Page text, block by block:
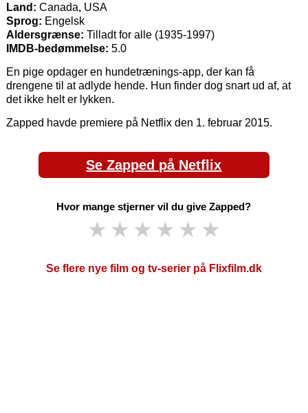
Land: Canada, USA
Sprog: Engelsk
Aldersgrænse: Tilladt for alle (1935-1997)
IMDB-bedømmelse: 5.0
En pige opdager en hundetrænings-app, der kan få
drengene til at adlyde hende. Hun finder dog snart ud af, at
det ikke helt er lykken.
Zapped havde premiere på Netflix den 1. februar 2015.
Se Zapped på Netflix
Hvor mange stjerner vil du give Zapped?
★ ★ ★ ★ ★ ★
Se flere nye film og tv-serier på Flixfilm.dk